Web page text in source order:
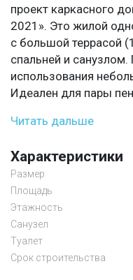
проект каркасного
2021». Это жилой
с большой террасой
спальней и
использования
Идеален для пары
Читать дальше
Характеристики
Размер
Площадь
Этажность
Санузел
Туалет
Срок строительства